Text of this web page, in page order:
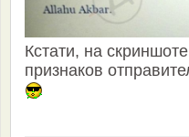
Кстати, на
признаков